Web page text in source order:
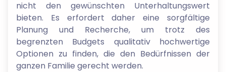
nicht den gewünschten Unterhaltungswert
bieten. Es erfordert daher eine sorgfältige
Planung und Recherche, um trotz des
begrenzten Budgets qualitativ hochwertige
Optionen zu finden, die den Bedürfnissen der
ganzen Familie gerecht werden.